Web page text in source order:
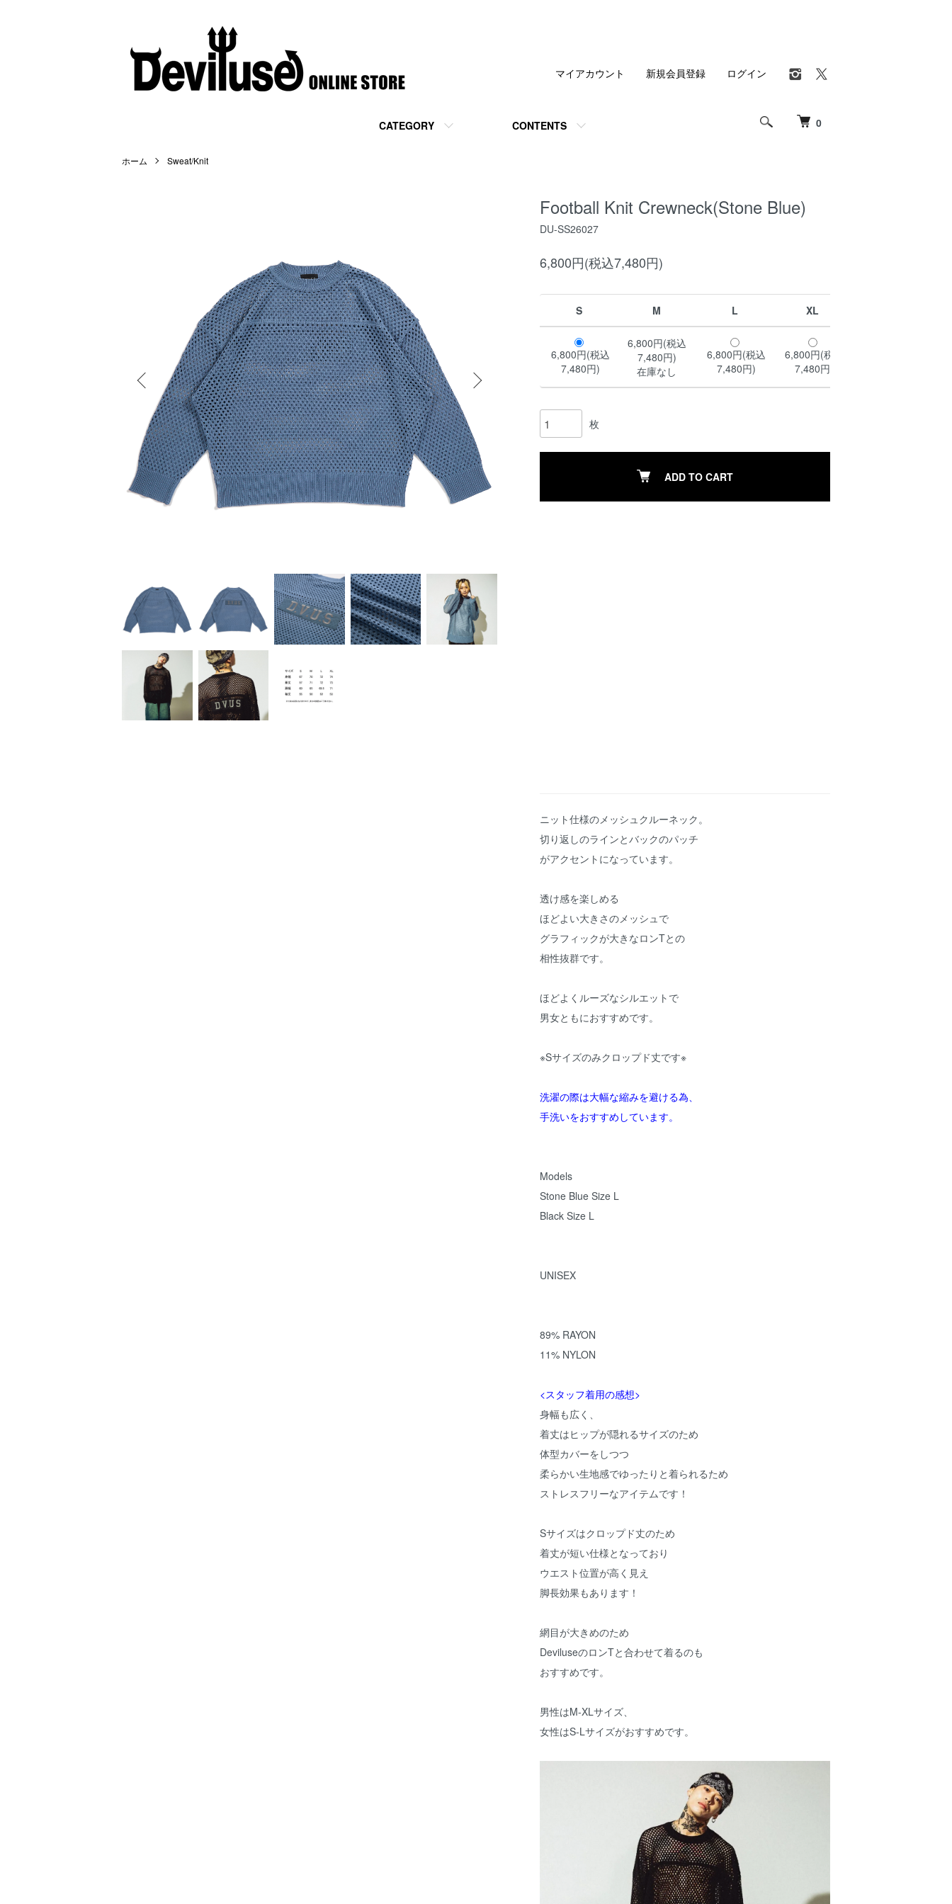
0
CATEGORY CONTENTS
マイアカウント 新規会員登録 ログイン
ホーム Sweat/Knit
Football Knit Crewneck(Stone Blue)
DU-SS26027
6,800円(税込7,480円)
S M L XL
6,800円(税込
7,480円)
6,800円(税込
7,480円)
在庫なし
6,800円(税込
7,480円)
6,800円(税込
7,480円)
枚
ADD TO CART
ニット仕様のメッシュクルーネック。
切り返しのラインとバックのパッチ
がアクセントになっています。
透け感を楽しめる
ほどよい大きさのメッシュで
グラフィックが大きなロンTとの
相性抜群です。
ほどよくルーズなシルエットで
男女ともにおすすめです。
※Sサイズのみクロップド丈です※
洗濯の際は大幅な縮みを避ける為、
手洗いをおすすめしています。
Models
Stone Blue Size L
Black Size L
UNISEX
89% RAYON
11% NYLON
<スタッフ着用の感想>
身幅も広く、
着丈はヒップが隠れるサイズのため
体型カバーをしつつ
柔らかい生地感でゆったりと着られるため
ストレスフリーなアイテムです！
Sサイズはクロップド丈のため
着丈が短い仕様となっており
ウエスト位置が高く見え
脚長効果もあります！
網目が大きめのため
DeviluseのロンTと合わせて着るのも
おすすめです。
男性はM-XLサイズ、
女性はS-Lサイズがおすすめです。